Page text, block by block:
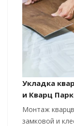
Укладка
и Кварц
Монтаж
замковой и